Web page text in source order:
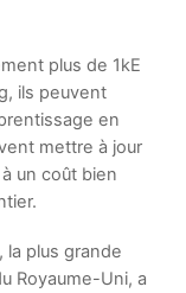
plus de 1kE
ils peuvent
en
mettre à jour
un coût bien
la plus grande
Royaume-Uni, a